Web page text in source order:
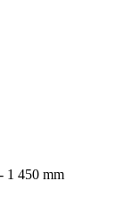
1 450 mm